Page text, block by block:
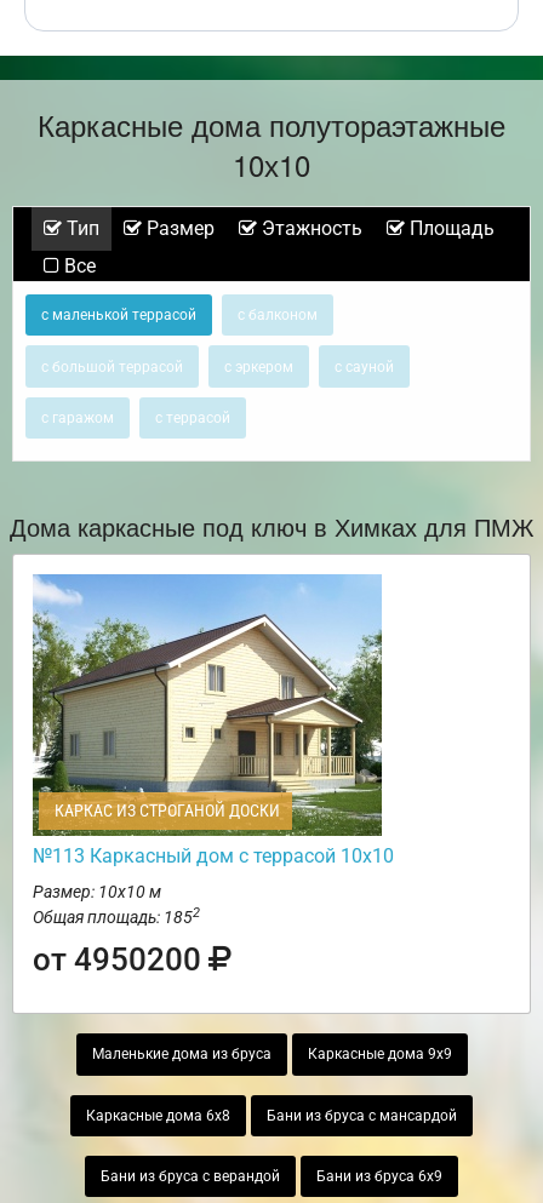
Каркасные дома полутораэтажные
10х10
Тип Размер Этажность
Площадь
Все
с маленькой террасой с балконом
с большой террасой с эркером с сауной
с гаражом с террасой
Дома каркасные под ключ в Химках для ПМЖ
КАРКАС ИЗ СТРОГАНОЙ ДОСКИ
№113 Каркасный дом с террасой 10х10
Размер: 10х10 м
Общая площадь: 1852
от 4950200
Маленькие дома из бруса Каркасные дома 9х9
Каркасные дома 6х8 Бани из бруса с мансардой
Бани из бруса с верандой Бани из бруса 6х9